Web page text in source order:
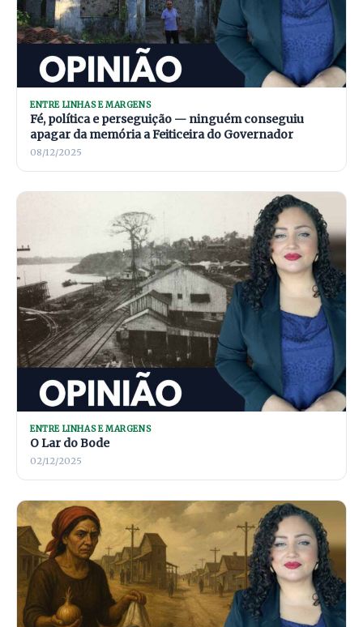
ENTRE LINHAS E MARGENS
Fé, política e perseguição — ninguém conseguiu
apagar da memória a Feiticeira do Governador
08/12/2025
ENTRE LINHAS E MARGENS
O Lar do Bode
02/12/2025